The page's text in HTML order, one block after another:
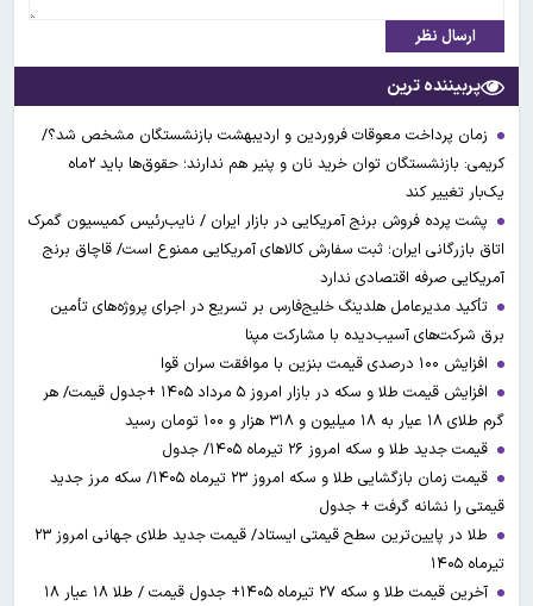
ارسال نظر
پربیننده ترین
زمان پرداخت معوقات فروردین و اردیبهشت بازنشستگان مشخص شد؟/
کریمی: بازنشستگان توان خرید نان و پنیر هم ندارند؛ حقوق‌ها باید ۲ماه
یک‌بار تغییر کند
پشت پرده فروش برنج آمریکایی در بازار ایران / نایب‌رئیس کمیسیون گمرک
اتاق بازرگانی ایران؛ ثبت سفارش کالاهای آمریکایی ممنوع است/ قاچاق برنج
آمریکایی صرفه اقتصادی ندارد
تأکید مدیرعامل هلدینگ خلیج‌فارس بر تسریع در اجرای پروژه‌های تأمین
برق شرکت‌های آسیب‌دیده با مشارکت مپنا
افزایش ۱۰۰ درصدی قیمت بنزین با موافقت سران قوا
افزایش قیمت طلا و سکه در بازار امروز ۵ مرداد ۱۴۰۵ +جدول قیمت/ هر
گرم طلای ۱۸ عیار به ۱۸ میلیون و ۳۱۸ هزار و ۱۰۰ تومان رسید
قیمت جدید طلا و سکه امروز ۲۶ تیرماه ۱۴۰۵/ جدول
قیمت زمان بازگشایی طلا و سکه امروز ۲۳ تیرماه ۱۴۰۵/ سکه مرز جدید
قیمتی را نشانه گرفت + جدول
طلا در پایین‌ترین سطح قیمتی ایستاد/ قیمت جدید طلای جهانی امروز ۲۳
تیرماه ۱۴۰۵
آخرین قیمت طلا و سکه ۲۷ تیرماه ۱۴۰۵+ جدول قیمت / طلا ۱۸ عیار ۱۸